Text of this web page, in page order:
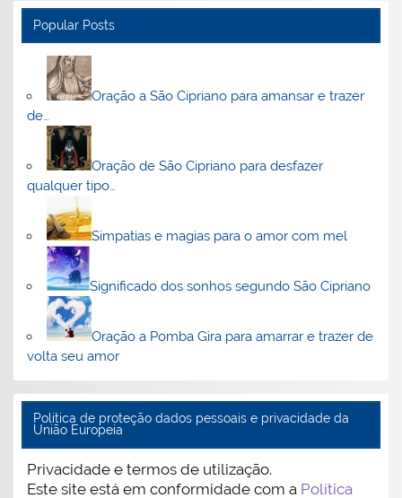
Popular Posts
Oração a São Cipriano para amansar e trazer
de…
Oração de São Cipriano para desfazer
qualquer tipo…
Simpatias e magias para o amor com mel
Significado dos sonhos segundo São Cipriano
Oração a Pomba Gira para amarrar e trazer de
volta seu amor
Politica de proteção dados pessoais e privacidade da
União Europeia
Privacidade e termos de utilização.
Este site está em conformidade com a Política